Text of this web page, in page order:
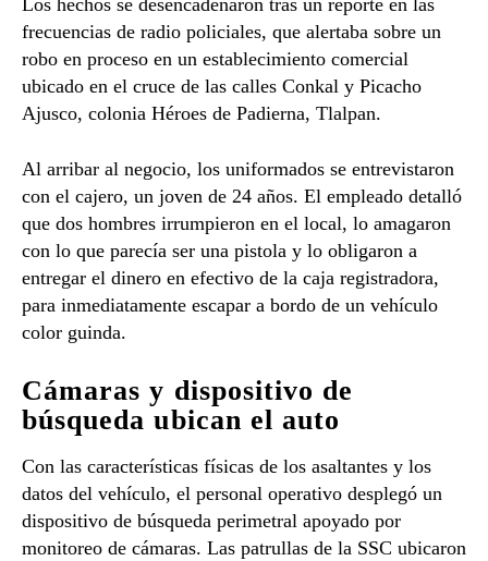
Los hechos se desencadenaron tras un reporte en las
frecuencias de radio policiales, que alertaba sobre un
robo en proceso en un establecimiento comercial
ubicado en el cruce de las calles Conkal y Picacho
Ajusco, colonia Héroes de Padierna, Tlalpan.
Al arribar al negocio, los uniformados se entrevistaron
con el cajero, un joven de 24 años. El empleado detalló
que dos hombres irrumpieron en el local, lo amagaron
con lo que parecía ser una pistola y lo obligaron a
entregar el dinero en efectivo de la caja registradora,
para inmediatamente escapar a bordo de un vehículo
color guinda.
Cámaras y dispositivo de
búsqueda ubican el auto
Con las características físicas de los asaltantes y los
datos del vehículo, el personal operativo desplegó un
dispositivo de búsqueda perimetral apoyado por
monitoreo de cámaras. Las patrullas de la SSC ubicaron